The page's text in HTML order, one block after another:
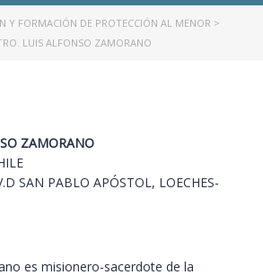
Y FORMACIÓN DE PROTECCIÓN AL MENOR >
LUIS ALFONSO ZAMORANO
ZAMORANO
SAN PABLO APÓSTOL, LOECHES-
es misionero-sacerdote de la